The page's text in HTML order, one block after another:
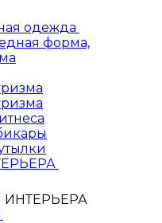
одежда
форма,